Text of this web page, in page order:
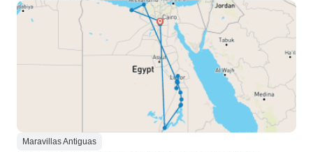
Maravillas Antiguas